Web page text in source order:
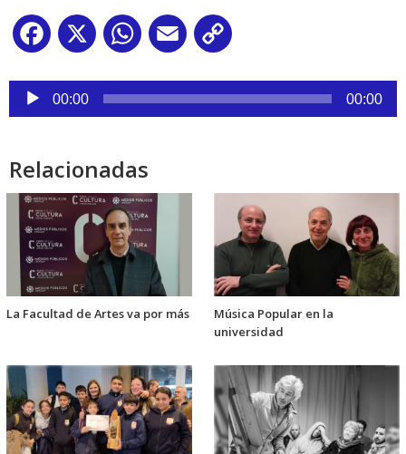
Facebook
X WhatsApp
Email
Reproductor
audio
00:00 00:00
Relacionadas
La Facultad de Artes va por más
Música Popular en la
universidad